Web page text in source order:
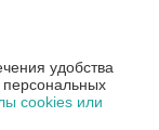
удобства
персональных
cookies или